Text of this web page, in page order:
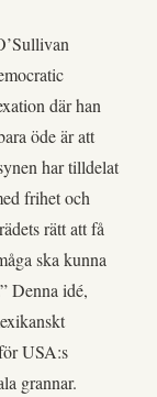
där han
öde är att
har tilldelat
frihet och
rätt att få
ska kunna
Denna idé,
USA:s
grannar.